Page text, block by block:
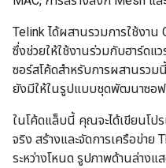
Telink ได้ผสานรวมการใช้งาน
ซึ่งช่วยให้ใช้งานร่วมกับฮาร์ดแ
ซอร์สโค้ดสำหรับการผสานรวม
ยังมีให้ในรูปแบบชุดพัฒนาซอฟ
ในโค้ดแล็บนี้ คุณจะได้เขียนโป
จริง สร้างและจัดการเครือข่า
ระหว่างโหนด รูปภาพด้านล่างแ